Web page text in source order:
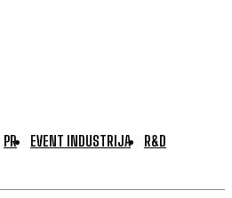
PR EVENT INDUSTRIJA
R&D